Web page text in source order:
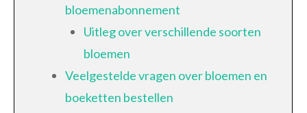
bloemenabonnement
Uitleg over verschillende soorten
bloemen
Veelgestelde vragen over bloemen en
boeketten bestellen